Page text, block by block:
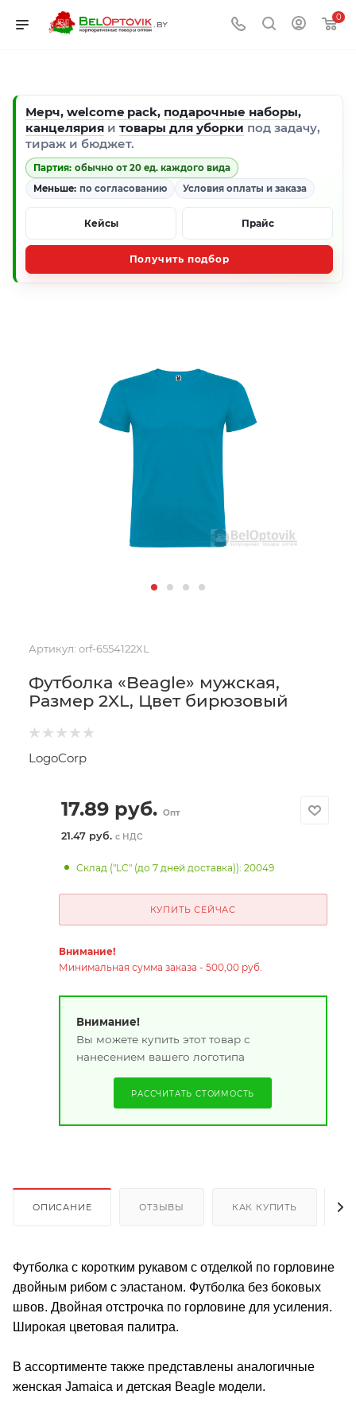
0
Мерч, welcome pack, подарочные наборы,
канцелярия и товары для уборки под задачу,
тираж и бюджет.
Партия: обычно от 20 ед. каждого вида
Меньше: по согласованию Условия оплаты и заказа
Кейсы Прайс
Получить подбор
Артикул: orf-6554122XL
Футболка «Beagle» мужская,
Размер 2XL, Цвет бирюзовый
LogoCorp
17.89руб. Опт
21.47 руб. с НДС
Склад ("LC" (до 7 дней доставка)): 20049
КУПИТЬ СЕЙЧАС
Внимание!
Минимальная сумма заказа - 500,00 руб.
Внимание!
Вы можете купить этот товар с
нанесением вашего логотипа
РАССЧИТАТЬ СТОИМОСТЬ
ОПИСАНИЕ ОТЗЫВЫ КАК КУПИТЬ
Футболка с коротким рукавом с отделкой по горловине
двойным рибом с эластаном. Футболка без боковых
швов. Двойная отстрочка по горловине для усиления.
Широкая цветовая палитра.
В ассортименте также представлены аналогичные
женская Jamaica и детская Beagle модели.